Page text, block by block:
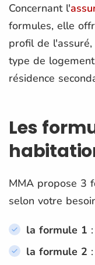
Concernant l'
formules, elle
profil de
type de
résidence
Les
MMA propose 3
selon votre
la formule 1
la formule 2